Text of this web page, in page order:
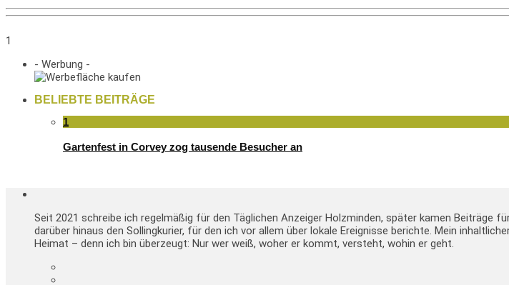
1
- Werbung -
BELIEBTE BEITRÄGE
1
Gartenfest in Corvey zog tausende Besucher an
Seit 2021 schreibe ich regelmäßig für den Täglichen Anzeiger Holzminden, später kamen
darüber hinaus den Sollingkurier, für den ich vor allem über lokale Ereignisse berichte. Mein
Heimat – denn ich bin überzeugt: Nur wer weiß, woher er kommt, versteht, wohin er geht.